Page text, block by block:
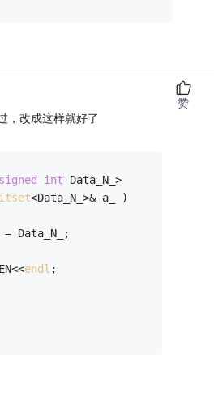
，改成这样就好了
int Data_N_>
<Data_N_>& a_ )
= Data_N_;
endl ;
赞